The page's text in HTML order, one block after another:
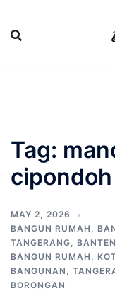
content
Tag:
cipondoh
MAY 2, 2026
BANGUN RUMAH ,
TANGERANG, BANTEN
BANGUN RUMAH ,
BANGUNAN ,
BORONGAN